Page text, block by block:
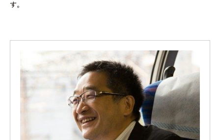
す。